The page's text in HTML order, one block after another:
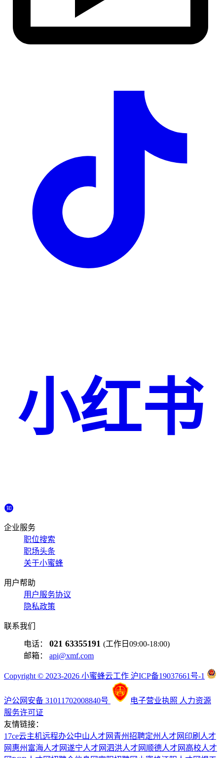
小红书
企业服务
职位搜索
职场头条
关于小蜜蜂
用户帮助
用户服务协议
隐私政策
联系我们
电话： 021 63355191 (工作日09:00-18:00)
邮箱： api@xmf.com
Copyright © 2023-2026 小蜜蜂云工作 沪ICP备19037661号-1
沪公网安备 31011702008840号 电子营业执照 人力资源
服务许可证
友情链接：
17ce云主机远程办公中山人才网 青州招聘定州人才网 印刷人才
网 惠州富海人才网遂宁人才网泗洪人才网 顺德人才网 高校人才